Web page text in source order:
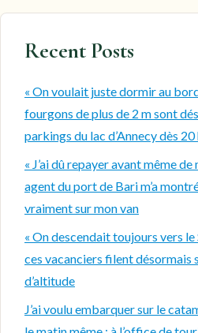
Recent Posts
« On voulait juste dormir au
fourgons de plus de 2 m sont
parkings du lac d’Annecy dès 20
« J’ai dû repayer avant même
agent du port de Bari m’a
vraiment sur mon van
« On descendait toujours vers
ces vacanciers filent désormais
d’altitude
J’ai voulu embarquer sur le